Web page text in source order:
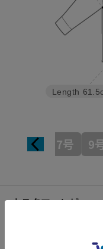
Length
7号 9
カスタマーレビュー